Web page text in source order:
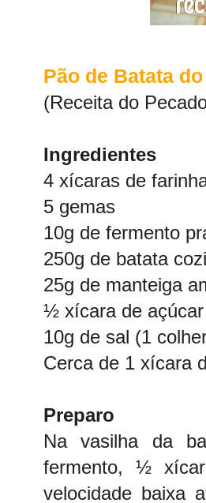
Pão de Batata
(Receita do
Ingredientes
4 xícaras de
5 gemas
10g de fermento
250g de batata
25g de manteiga
½ xícara de açúcar
10g de sal (1
Cerca de 1 xícara
Preparo
Na vasilha da
fermento, ½
velocidade baixa